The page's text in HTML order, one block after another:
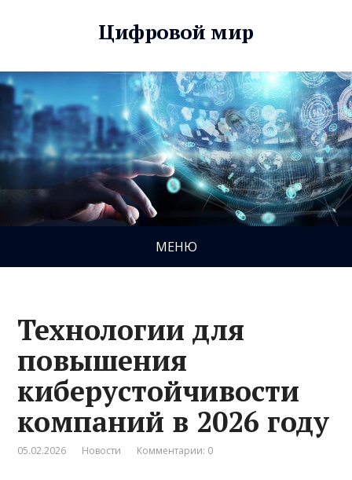
Цифровой мир
МЕНЮ
Технологии для
повышения
киберустойчивости
компаний в 2026 году
05.02.2026 Новости Комментарии: 0